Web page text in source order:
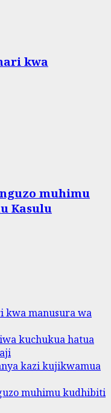
kwa
muhimu
Kasulu
kwa manusura wa
kuchukua hatua
kazi kujikwamua
muhimu kudhibiti